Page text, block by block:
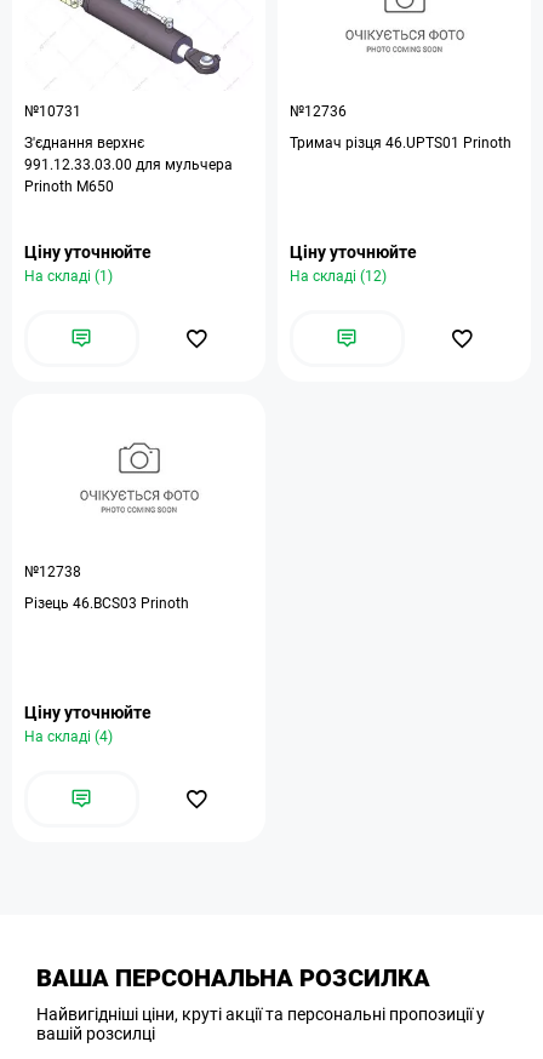
№10731
З'єднання верхнє
991.12.33.03.00 для мульчера
Prinoth M650
Ціну уточнюйте
На складі (1)
№12736
Тримач різця 46.UPTS01 Prinoth
Ціну уточнюйте
На складі (12)
№12738
Різець 46.BCS03 Prinoth
Ціну уточнюйте
На складі (4)
ВАША ПЕРСОНАЛЬНА РОЗСИЛКА
Найвигідніші ціни, круті акції та персональні пропозиції у
вашій розсилці